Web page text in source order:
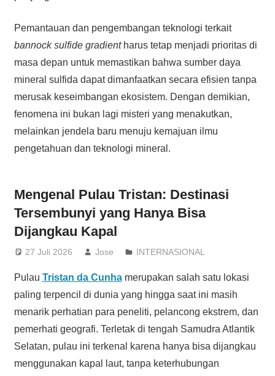
Pemantauan dan pengembangan teknologi terkait
bannock sulfide gradientharus tetap menjadi prioritas di
masa depan untuk memastikan bahwa sumber daya
mineral sulfida dapat dimanfaatkan secara efisien tanpa
merusak keseimbangan ekosistem. Dengan demikian,
fenomena ini bukan lagi misteri yang menakutkan,
melainkan jendela baru menuju kemajuan ilmu
pengetahuan dan teknologi mineral.
Mengenal Pulau Tristan: Destinasi
Tersembunyi yang Hanya Bisa
Dijangkau Kapal
27 Juli 2026 Jose INTERNASIONAL
Pulau Tristan da Cunhamerupakan salah satu lokasi
paling terpencil di dunia yang hingga saat ini masih
menarik perhatian para peneliti, pelancong ekstrem, dan
pemerhati geografi. Terletak di tengah Samudra Atlantik
Selatan, pulau ini terkenal karena hanya bisa dijangkau
menggunakan kapal laut, tanpa keterhubungan